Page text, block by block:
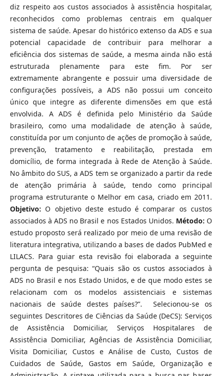
diz respeito aos custos associados à assistência hospitalar,
reconhecidos como problemas centrais em qualquer
sistema de saúde. Apesar do histórico extenso da ADS e sua
potencial capacidade de contribuir para melhorar a
eficiência dos sistemas de saúde, a mesma ainda não está
estruturada plenamente para este fim. Por ser
extremamente abrangente e possuir uma diversidade de
configurações possíveis, a ADS não possui um conceito
único que integre as diferente dimensões em que está
envolvida. A ADS é definida pelo Ministério da Saúde
brasileiro, como uma modalidade de atenção à saúde,
constituída por um conjunto de ações de promoção à saúde,
prevenção, tratamento e reabilitação, prestada em
domicílio, de forma integrada à Rede de Atenção à Saúde.
No âmbito do SUS, a ADS tem se organizado a partir da rede
de atenção primária à saúde, tendo como principal
programa estruturante o Melhor em casa, criado em 2011.
Objetivo: O objetivo deste estudo é comparar os custos
associados à ADS no Brasil e nos Estados Unidos. Método: O
estudo proposto será realizado por meio de uma revisão de
literatura integrativa, utilizando a bases de dados PubMed e
LILACS. Para guiar esta revisão foi elaborada a seguinte
pergunta de pesquisa: “Quais são os custos associados à
ADS no Brasil e nos Estado Unidos, e de que modo estes se
relacionam com os modelos assistenciais e sistemas
nacionais de saúde destes países?”. Selecionou-se os
seguintes Descritores de Ciências da Saúde (DeCS): Serviços
de Assistência Domiciliar, Serviços Hospitalares de
Assistência Domiciliar, Agências de Assistência Domiciliar,
Visita Domiciliar, Custos e Análise de Custo, Custos de
Cuidados de Saúde, Gastos em Saúde, Organização e